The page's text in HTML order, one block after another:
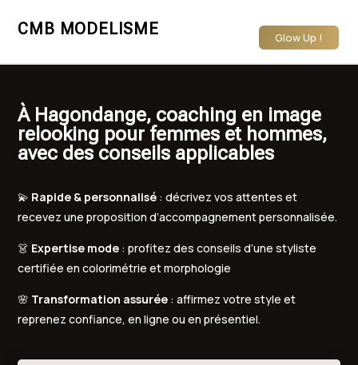
CMB MODELISME Glow Up !
À Hagondange, coaching en image
relooking pour femmes et hommes,
avec des conseils applicables
💫 Rapide & personnalisé : décrivez vos attentes et
recevez une proposition d’accompagnement personnalisée.
👗 Expertise mode : profitez des conseils d’une styliste
certifiée en colorimétrie et morphologie
🌸 Transformation assurée : affirmez votre style et
reprenez confiance, en ligne ou en présentiel.